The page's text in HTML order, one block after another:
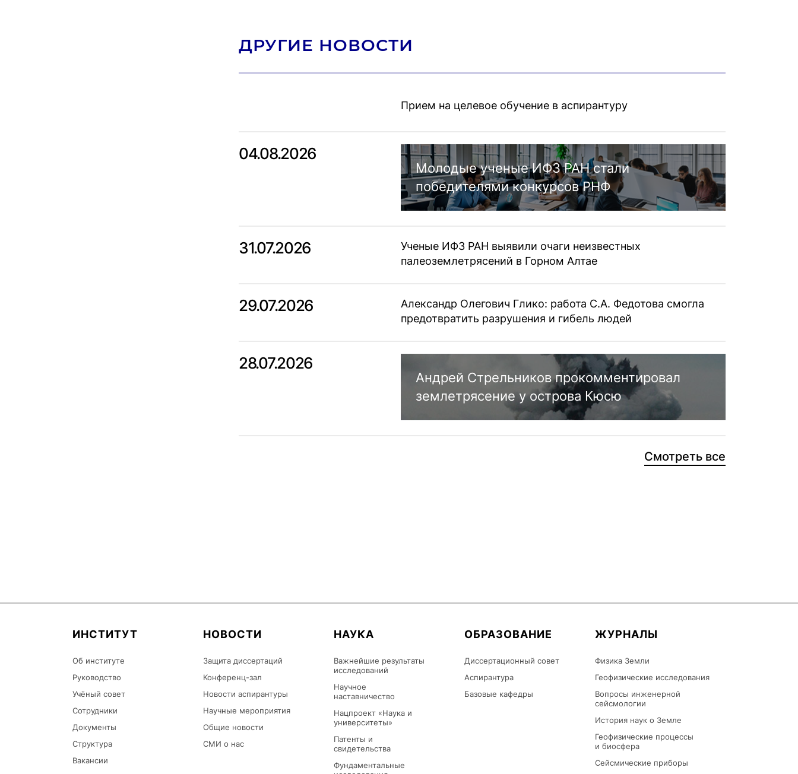
ДРУГИЕ НОВОСТИ
Прием на целевое обучение в аспирантуру
04.08.2026
Молодые ученые ИФЗ РАН стали
победителями конкурсов РНФ
31.07.2026
Ученые ИФЗ РАН выявили очаги неизвестных
палеоземлетрясений в Горном Алтае
29.07.2026
Александр Олегович Глико: работа С.А. Федотова смогла
предотвратить разрушения и гибель людей
28.07.2026
Андрей Стрельников прокомментировал
землетрясение у острова Кюсю
Смотреть все
ИНСТИТУТ
Об институте
Руководство
Учёный совет
Сотрудники
Документы
Структура
Вакансии
НОВОСТИ
Защита диссертаций
Конференц-зал
Новости аспирантуры
Научные мероприятия
Общие новости
СМИ о нас
НАУКА
Важнейшие результаты
исследований
Научное
наставничество
Нацпроект «Наука и
университеты»
Патенты и
свидетельства
Фундаментальные
ОБРАЗОВАНИЕ
Диссертационный совет
Аспирантура
Базовые кафедры
ЖУРНАЛЫ
Физика Земли
Геофизические исследования
Вопросы инженерной
сейсмологии
История наук о Земле
Геофизические процессы
и биосфера
Сейсмические приборы